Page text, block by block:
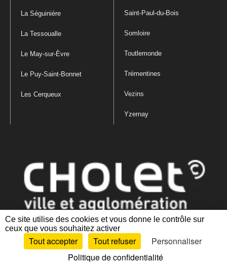
Ce site utilise des cookies et vous donne le contrôle sur
ceux que vous souhaitez activer
Tout accepter Tout refuser
Personnaliser
Politique de confidentialité
La Séguinière
La Tessoualle
Le May-sur-Èvre
Le Puy-Saint-Bonnet
Les Cerqueux
Saint-Paul-du-Bois
Somloire
Toutlemonde
Trémentines
Vezins
Yzernay
Mentions légales|Politique de confidentialité
des cookies |Plan du site Accessibilité : partiellement conforme